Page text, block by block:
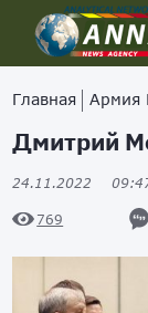
Главная Армия
Дмитрий
24.11.2022
769